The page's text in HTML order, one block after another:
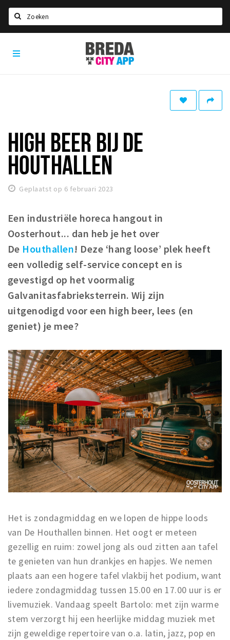
Home
Eten
Drinken
Slapen
Winkels
Winkelgebieden
Parkeren
Bezienswaardigheden
Uitjes & activiteiten
Natuurgebieden
Baroniepoorten
Sport
Privacy
Inloggen
Breda
City
App
HIGH BEER BIJ DE
HOUTHALLEN
Geplaatst op 6 februari 2023
Een industriële horeca hangout in
Oosterhout... dan heb je het over
De Houthallen! Deze ‘hang loose’ plek heeft
een volledig self-service concept en is
gevestigd op het voormalig
Galvanitasfabrieksterrein. Wij zijn
uitgenodigd voor een high beer, lees (en
geniet) je mee?
Het is zondagmiddag en we lopen de hippe loods
van De Houthallen binnen. Het oogt er meteen
gezellig en ruim: zowel jong als oud zitten aan tafel
te genieten van hun drankjes en hapjes. We nemen
plaats aan een hogere tafel vlakbij het podium, want
iedere zondagmiddag tussen 15.00 en 17.00 uur is er
livemuziek. Vandaag speelt Bartolo: met zijn warme
stem verzorgt hij een heerlijke middag muziek met
zijn geweldige repertoire van o.a. latin, jazz, pop en